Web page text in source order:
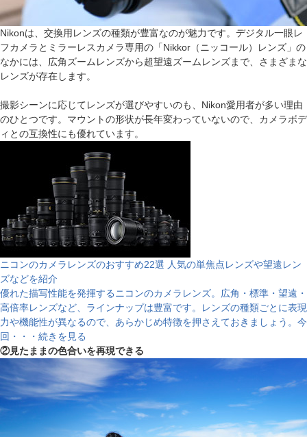
Nikonは、交換用レンズの種類が豊富なのが魅力です。デジタル一眼レ
フカメラとミラーレスカメラ専用の「Nikkor（ニッコール）レンズ」の
なかには、広角ズームレンズから超望遠ズームレンズまで、さまざまな
レンズが存在します。
撮影シーンに応じてレンズが選びやすいのも、Nikon愛用者が多い理由
のひとつです。マウントの形状が長年変わっていないので、カメラボデ
ィとの互換性にも優れています。
ニコンのカメラレンズのおすすめ22選 人気の単焦点レンズや望遠レン
ズなどを紹介
優れた描写性能を発揮するニコンのカメラレンズ。広角・標準・望遠・
高倍率レンズなど、ラインナップは豊富です。レンズの種類ごとに表現
力や機能性が異なるので、あらかじめ特徴を押さえておきましょう。今
回・・・続きを見る
②見たままの色合いを再現できる